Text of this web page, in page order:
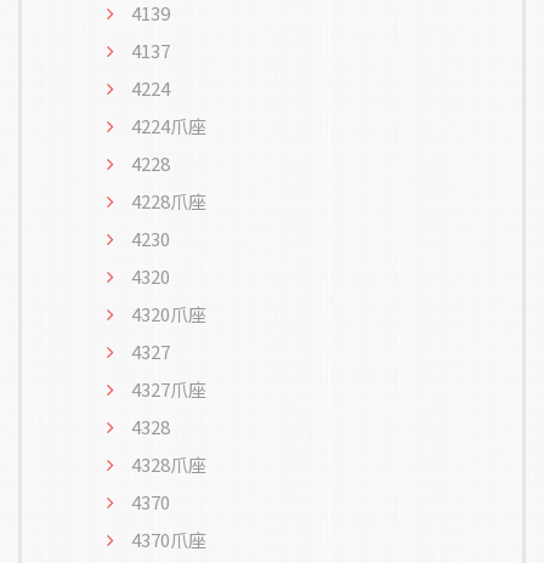
4139
4137
4224
4224爪座
4228
4228爪座
4230
4320
4320爪座
4327
4327爪座
4328
4328爪座
4370
4370爪座